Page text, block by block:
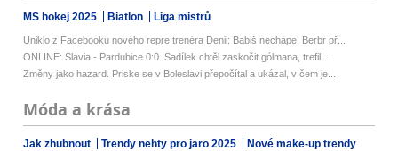
MS hokej 2025 Biatlon Liga mistrů
Uniklo z Facebooku nového repre trenéra Denii: Babiš nechápe, Berbr př...
ONLINE: Slavia - Pardubice 0:0. Sadílek chtěl zaskočit gólmana, trefil...
Změny jako hazard. Priske se v Boleslavi přepočítal a ukázal, v čem je...
Móda a krása
Jak zhubnout Trendy nehty pro jaro 2025 Nové make-up trendy